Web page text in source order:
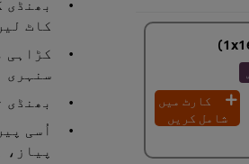
کارٹ میں
شامل کریں
کاٹ
کڑاہی
سنہری
بھنڈی
اُسی
پیاز،